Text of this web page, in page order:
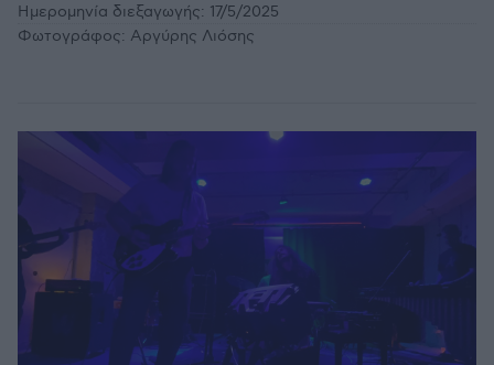
Ημερομηνία διεξαγωγής: 17/5/2025
Φωτογράφος: Αργύρης Λιόσης